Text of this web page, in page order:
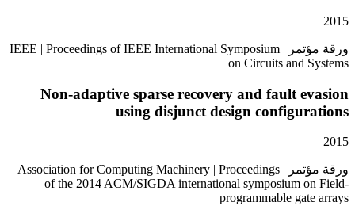
ورقة مؤتمر | IEEE | Proceedings of IEEE International Symposium
on Circuits and
Non-adaptive sparse recovery and fault
using disjunct design
ورقة مؤتمر | Association for Computing Machinery | Proceedings
of the 2014 ACM/SIGDA international symposium
programmable